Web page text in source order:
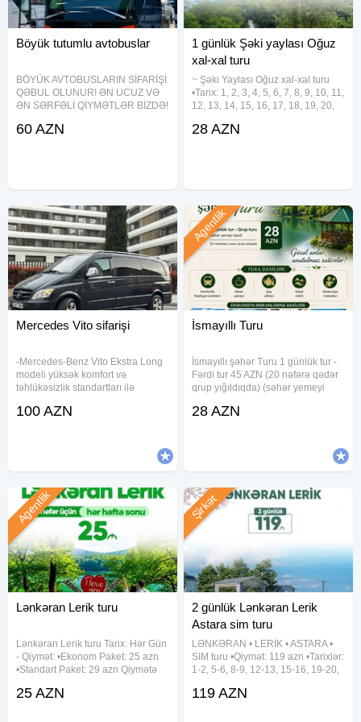
Böyük tutumlu avtobuslar
BÖYÜK AVTOBUSLARIN SİFARİŞİ
QƏBUL OLUNUR! ƏN UCUZ VƏ
ƏN SƏRFƏLİ QİYMƏTLƏR BİZDƏ!
nəfərlik İki mərtəbəli böyük
60 AZN
1 günlük Şəki yaylası Oğuz
xal-xal turu
~ Şəki Yaylası Oğuz xal-xal turu
•Tarix: 1, 2, 3, 4, 5, 6, 7, 8, 9, 10, 11,
12, 13, 14, 15, 16, 17, 18, 19, 20,
30, 31 Avqust •Qiymət: - Ekonom
28 AZN
Mercedes Vito sifarişi
-Mercedes-Benz Vito Ekstra Long
modeli yüksək komfort və
təhlükəsizlik standartları ilə
xarici görnüşü, həm də salon
100 AZN
İsmayıllı Turu
İsmayıllı şəhər Turu 1 günlük tur -
Fərdi tur 45 AZN (20 nəfərə qədər
qrup yığıldıqda) (səhər yemeyi
AZN (20 nəfərə qədər qrup
Agentlik
28 AZN
Lənkəran Lerik turu
Lənkəran Lerik turu Tarix: Hər Gün
- Qiymət: •Ekonom Paket: 25 azn
•Standart Paket: 29 azn Qiymətə
•Ekskursiyalar •Səhər yeməyi
Agentlik
25 AZN
2 günlük Lənkəran Lerik
Astara sim turu
LƏNKƏRAN • LERİK • ASTARA •
SIM turu •Qiymət: 119 azn •Tarixlər:
1-2, 5-6, 8-9, 12-13, 15-16, 19-20,
daxildir: • Vıp nəqliyyat xidməti • 2
Şirkət
119 AZN